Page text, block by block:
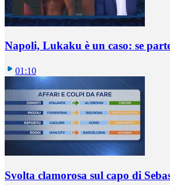
Napoli, Lukaku è un caso: se
01:10
Svolta clamorosa sul capo di